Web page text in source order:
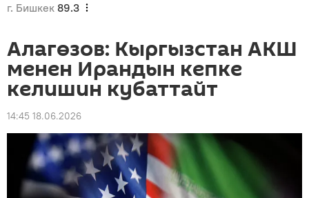
г. Бишкек 89.3
Алагөзов: Кыргызстан АКШ
менен Ирандын кепке
келишин кубаттайт
14:45 18.06.2026